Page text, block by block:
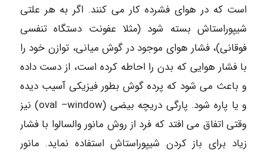
است که در هوای فشرده کار می کنند. اگر به هر علتی
شیپوراستاش بسته شود (مثلا عفونت دستگاه تنفسی
فوقانی)، فشار هوای موجود در گوش میانی، توازن خود را
با فشار هوایی که بدن را احاطه کرده است، از دست داده
و باعث می شود که پرده گوش بطور فیزیکی آسیب دیده
و یا پاره شود. پارگی دریچه بیضی (oval –window) نیز
وقتی اتفاق می افتد که فرد از روش مانور والسالوا با فشار
زیاد برای باز کردن شیپوراستاش استفاده نماید. مانور